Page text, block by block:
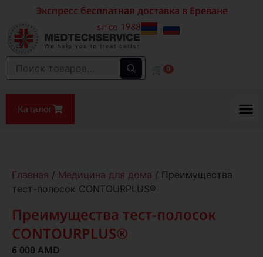
Экспресс бесплатная доставка в Ереване
🛒 0
Каталог
Главная / Медицина для дома / Преимущества
тест-полосок CONTOURPLUS®
Преимущества тест-полосок
CONTOURPLUS®
6 000 AMD